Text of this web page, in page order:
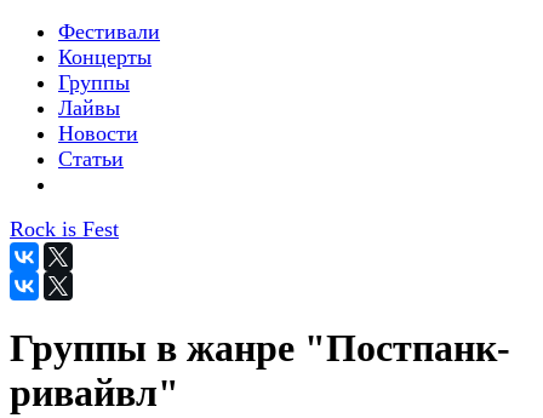
Фестивали
Концерты
Группы
Лайвы
Новости
Статьи
Rock is Fest
Группы в жанре "Постпанк-
ривайвл"